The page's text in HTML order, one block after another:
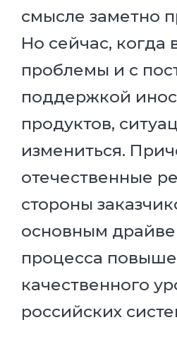
смысле заметно
Но сейчас, когда
проблемы и с
поддержкой
продуктов,
измениться.
отечественные
стороны
основным
процесса
качественного
российских